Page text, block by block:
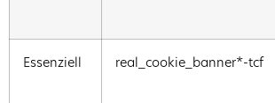
Essenziell real_cookie_banner*-tcf